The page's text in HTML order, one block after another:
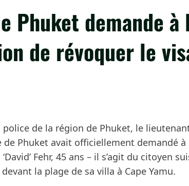
Phuket demande
de révoquer le
de la région de Phuket, le
de Phuket avait officiellement demandé
Fehr, 45 ans – il s’agit du citoyen
la plage de sa villa à Cape Yamu.